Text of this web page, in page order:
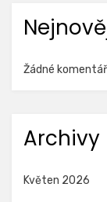
Žádné
Archivy
Květen 2026